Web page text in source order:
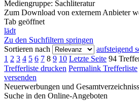
Mediengruppe: Sachliteratur
Zum Download von externem Anbieter
Tab geöffnet
lädt
Zu den Suchfiltern springen
Sortieren nach
aufsteigend
1 2 3 4 5 6 7 8 9 10 Letzte Seite 94
Trefferliste drucken Permalink Trefferliste
versenden
Neuerwerbungen und
Suche in den Online-Angeboten